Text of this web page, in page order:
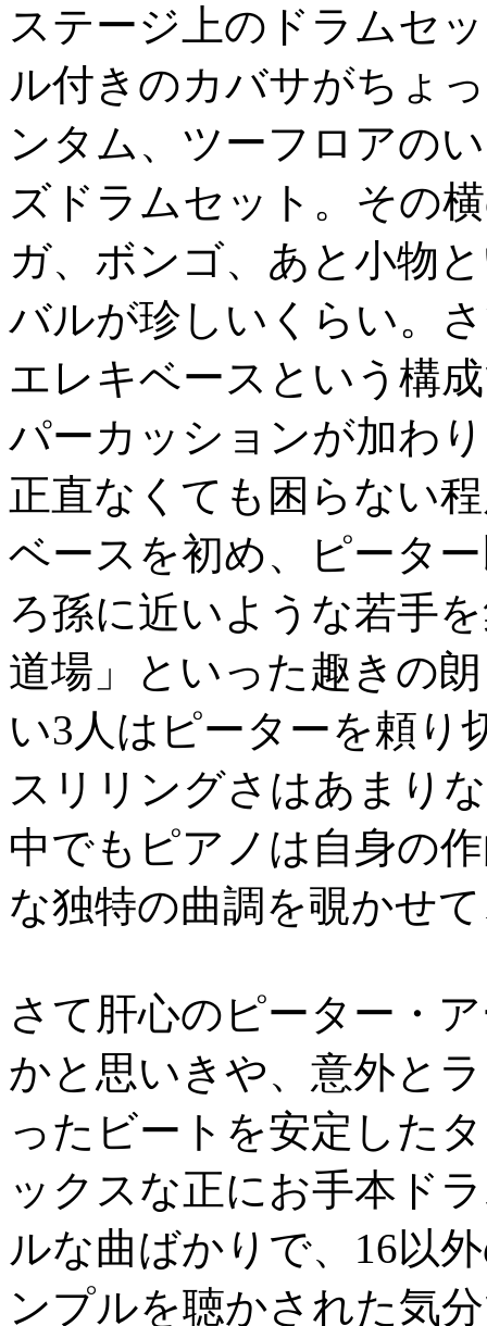
ステージ上のドラムセ
ル付きのカバサがちょ
ンタム、ツーフロアの
ズドラムセット。その
ガ、ボンゴ、あと小物
バルが珍しいくらい。
エレキベースという構
パーカッションが加わ
正直なくても困らない
ベースを初め、ピータ
ろ孫に近いような若手
道場」といった趣きの
い3人はピーターを頼り
スリリングさはあまり
中でもピアノは自身の
な独特の曲調を覗かせ
さて肝心のピーター・
かと思いきや、意外と
ったビートを安定した
ックスな正にお手本ド
ルな曲ばかりで、16以
ンプルを聴かされた気